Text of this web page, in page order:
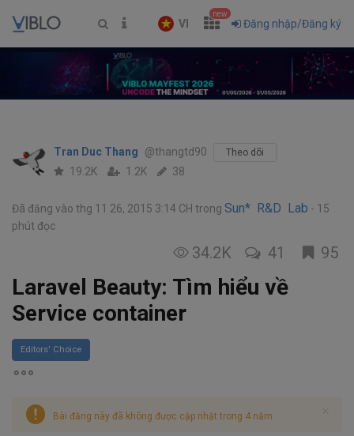
VI
new
Đăng nhập/Đăng ký
Tran Duc Thang @thangtd90 Theo dõi
19.2K 1.2K 38
Đã đăng vào thg 11 26, 2015 3:14 CH trong Sun* R&D Lab
15
phút đọc
34.2K 41 95
Laravel Beauty: Tìm hiểu về
Service container
Editors' Choice
Bài đăng này đã không được cập nhật trong 4 năm